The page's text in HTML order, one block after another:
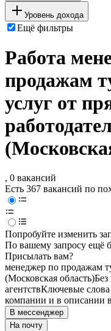
Уровень дохода
Ещё фильтры
Работа
продажам
услуг от
, 0 вакансий
Есть 367 вакансий по
Попробуйте изменить
По вашему запросу ещё
Присылать вам?
менеджер по продажам
(Московская область)Без
агентствКлючевые слова
компании и в описании
В мессенджер
На почту